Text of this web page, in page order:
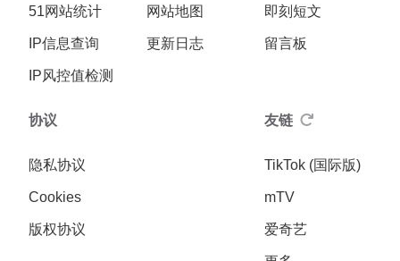
51网站统计
IP信息查询
IP风控值检测
网站地图
更新日志
即刻短文
留言板
协议
隐私协议
Cookies
版权协议
友链
TikTok (国际版)
mTV
爱奇艺